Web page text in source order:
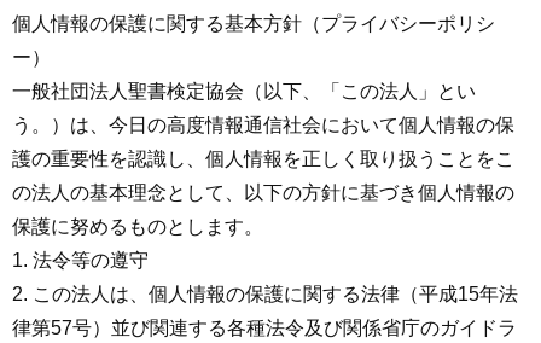
個人情報の保護に関する基本方針（プライバシーポリシ
ー）
一般社団法人聖書検定協会（以下、「この法人」とい
う。）は、今日の高度情報通信社会において個人情報の保
護の重要性を認識し、個人情報を正しく取り扱うことをこ
の法人の基本理念として、以下の方針に基づき個人情報の
保護に努めるものとします。
法令等の遵守
この法人は、個人情報の保護に関する法律（平成15年法
律第57号）並び関連する各種法令及び関係省庁のガイドラ